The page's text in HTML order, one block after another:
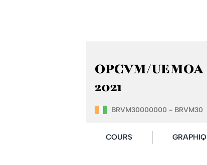
OPCVM/UEMOA
2021
BRVM30000000 - BRVM30
COURS